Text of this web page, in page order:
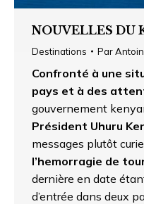
NOUVELLES DU
Destinations Par
Confronté à une
pays et à des
gouvernement
Président Uhuru
messages plutôt
l’hemorragie de
dernière en date
d’entrée dans deux